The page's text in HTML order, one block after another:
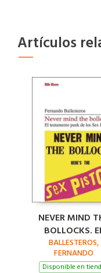
Artículos
NEVER MIND
BOLLOCKS.
TESTAMENTO
DE LOS SEX
BALLESTEROS,
FERNANDO
Disponible en